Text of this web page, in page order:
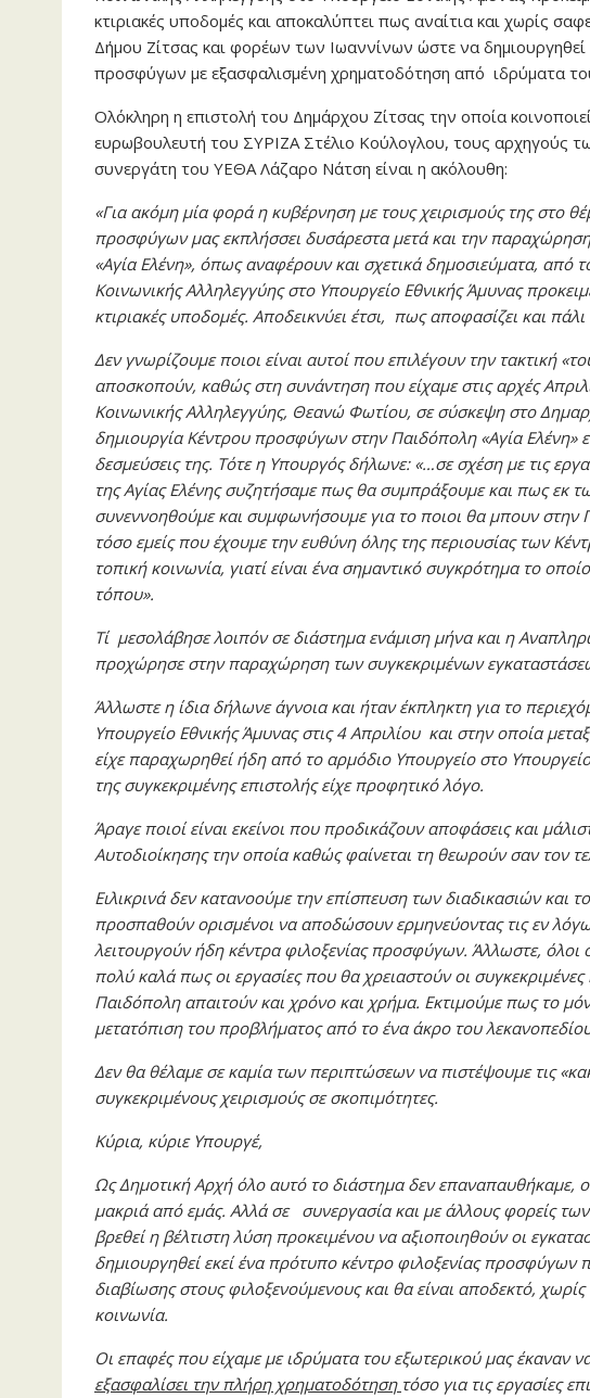
κτιριακές υποδομές και αποκαλύπτει πως αναίτια και χωρίς
Δήμου Ζίτσας και φορέων των Ιωαννίνων ώστε να δημιουργηθεί
προσφύγων με εξασφαλισμένη χρηματοδότηση από ιδρύματα
Ολόκληρη η επιστολή του Δημάρχου Ζίτσας την οποία
ευρωβουλευτή του ΣΥΡΙΖΑ Στέλιο Κούλογλου, τους αρχηγούς
συνεργάτη του ΥΕΘΑ Λάζαρο Νάτση είναι η ακόλουθη:
«Για ακόμη μία φορά η κυβέρνηση με τους χειρισμούς της στο
προσφύγων μας εκπλήσσει δυσάρεστα μετά και την
«Αγία Ελένη», όπως αναφέρουν και σχετικά δημοσιεύματα, από
Κοινωνικής Αλληλεγγύης στο Υπουργείο Εθνικής Άμυνας
κτιριακές υποδομές. Αποδεικνύει έτσι, πως αποφασίζει και
Δεν γνωρίζουμε ποιοι είναι αυτοί που επιλέγουν την τακτική
αποσκοπούν, καθώς στη συνάντηση που είχαμε στις αρχές
Κοινωνικής Αλληλεγγύης, Θεανώ Φωτίου, σε σύσκεψη στο
δημιουργία Κέντρου προσφύγων στην Παιδόπολη «Αγία Ελένη»
δεσμεύσεις της. Τότε η Υπουργός δήλωνε: «…σε σχέση με τις
της Αγίας Ελένης συζητήσαμε πως θα συμπράξουμε και πως εκ
συνεννοηθούμε και συμφωνήσουμε για το ποιοι θα μπουν στην
τόσο εμείς που έχουμε την ευθύνη όλης της περιουσίας των
τοπική κοινωνία, γιατί είναι ένα σημαντικό συγκρότημα το
τόπου».
Τί μεσολάβησε λοιπόν σε διάστημα ενάμιση μήνα και η
προχώρησε στην παραχώρηση των συγκεκριμένων
Άλλωστε η ίδια δήλωνε άγνοια και ήταν έκπληκτη για το
Υπουργείο Εθνικής Άμυνας στις 4 Απριλίου και στην οποία
είχε παραχωρηθεί ήδη από το αρμόδιο Υπουργείο στο
της συγκεκριμένης επιστολής είχε προφητικό λόγο.
Άραγε ποιοί είναι εκείνοι που προδικάζουν αποφάσεις και
Αυτοδιοίκησης την οποία καθώς φαίνεται τη θεωρούν σαν τον
Ειλικρινά δεν κατανοούμε την επίσπευση των διαδικασιών και
προσπαθούν ορισμένοι να αποδώσουν ερμηνεύοντας τις εν
λειτουργούν ήδη κέντρα φιλοξενίας προσφύγων. Άλλωστε, όλοι
πολύ καλά πως οι εργασίες που θα χρειαστούν οι
Παιδόπολη απαιτούν και χρόνο και χρήμα. Εκτιμούμε πως το
μετατόπιση του προβλήματος από το ένα άκρο του
Δεν θα θέλαμε σε καμία των περιπτώσεων να πιστέψουμε τις
συγκεκριμένους χειρισμούς σε σκοπιμότητες.
Κύρια, κύριε Υπουργέ,
Ως Δημοτική Αρχή όλο αυτό το διάστημα δεν επαναπαυθήκαμε,
μακριά από εμάς. Αλλά σε συνεργασία και με άλλους φορείς
βρεθεί η βέλτιστη λύση προκειμένου να αξιοποιηθούν οι
δημιουργηθεί εκεί ένα πρότυπο κέντρο φιλοξενίας προσφύγων
διαβίωσης στους φιλοξενούμενους και θα είναι αποδεκτό,
κοινωνία.
Οι επαφές που είχαμε με ιδρύματα του εξωτερικού μας έκαναν
εξασφαλίσει την πλήρη χρηματοδότηση τόσο για τις εργασίες